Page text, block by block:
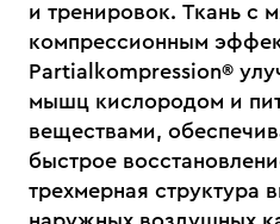
и тренировок. Ткань с
компрессионным
Partialkompression®
мышц кислородом и
веществами,
быстрое
трехмерная структура